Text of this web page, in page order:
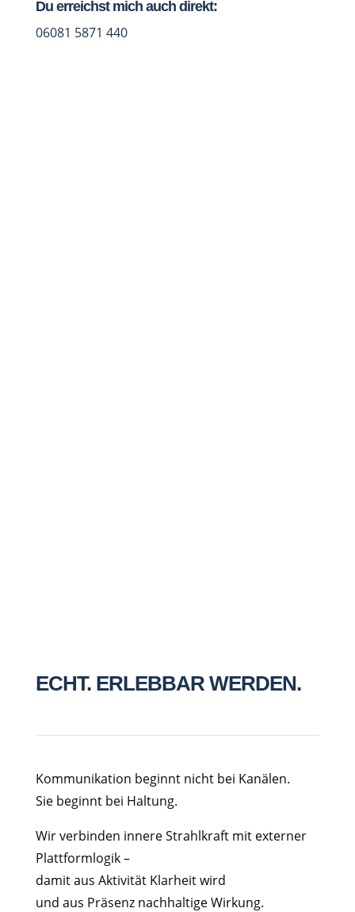
Du erreichst mich auch direkt:
06081 5871 440
ECHT. ERLEBBAR WERDEN.
Kommunikation beginnt nicht bei Kanälen.
Sie beginnt bei Haltung.
Wir verbinden innere Strahlkraft mit externer
Plattformlogik –
damit aus Aktivität Klarheit wird
und aus Präsenz nachhaltige Wirkung.